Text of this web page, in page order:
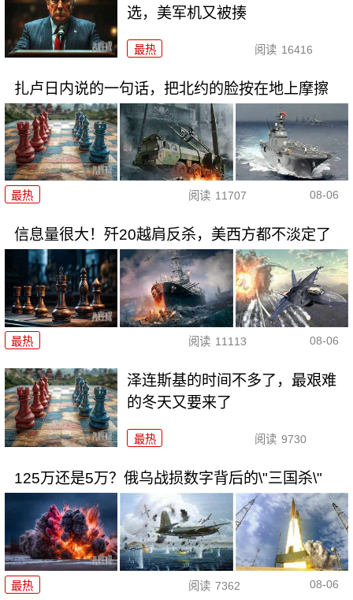
选，美军机又被揍
最热 阅读 16416
扎卢日内说的一句话，把北约的脸按在地上摩擦
最热 阅读 11707 08-06
信息量很大！歼20越肩反杀，美西方都不淡定了
最热 阅读 11113 08-06
泽连斯基的时间不多了，最艰难
的冬天又要来了
最热 阅读 9730
125万还是5万？俄乌战损数字背后的\"三国杀\"
最热 阅读 7362 08-06